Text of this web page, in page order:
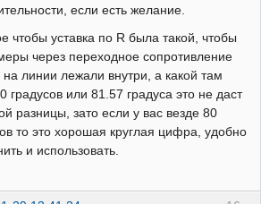
если есть желание.
чтобы уставка по R была такой, чтобы
через переходное сопротивление
на линии лежали внутри, а какой там
градусов или 81.57 градуса это не даст
разницы, зато если у вас везде 80
то это хорошая круглая цифра, удобно
и использовать.